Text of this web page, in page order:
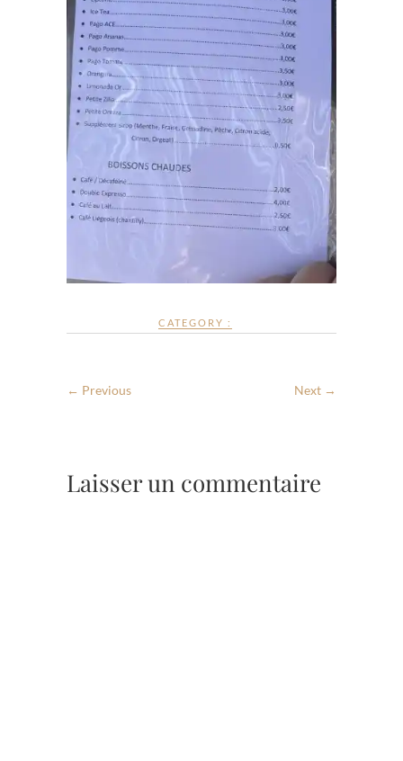
CATEGORY :
← Previous Next →
Laisser un commentaire